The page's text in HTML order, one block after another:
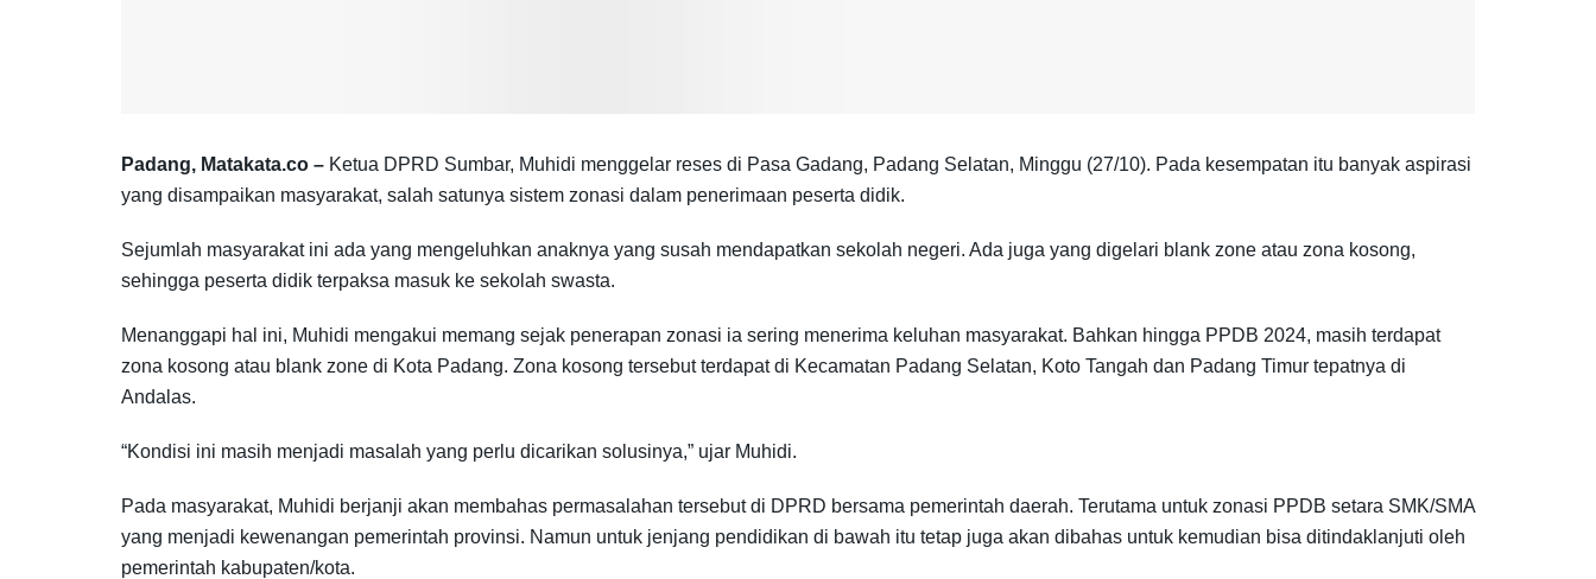
Padang, Matakata.co – Ketua DPRD Sumbar, Muhidi menggelar reses di Pasa Gadang, Padang Selatan, Minggu (27/10). Pada kesempatan itu banyak aspirasi
yang disampaikan masyarakat, salah satunya sistem zonasi dalam penerimaan peserta didik.
Sejumlah masyarakat ini ada yang mengeluhkan anaknya yang susah mendapatkan sekolah negeri. Ada juga yang digelari blank zone atau zona kosong,
sehingga peserta didik terpaksa masuk ke sekolah swasta.
Menanggapi hal ini, Muhidi mengakui memang sejak penerapan zonasi ia sering menerima keluhan masyarakat. Bahkan hingga PPDB 2024, masih terdapat
zona kosong atau blank zone di Kota Padang. Zona kosong tersebut terdapat di Kecamatan Padang Selatan, Koto Tangah dan Padang Timur tepatnya di
Andalas.
“Kondisi ini masih menjadi masalah yang perlu dicarikan solusinya,” ujar Muhidi.
Pada masyarakat, Muhidi berjanji akan membahas permasalahan tersebut di DPRD bersama pemerintah daerah. Terutama untuk zonasi PPDB setara SMK/SMA
yang menjadi kewenangan pemerintah provinsi. Namun untuk jenjang pendidikan di bawah itu tetap juga akan dibahas untuk kemudian bisa ditindaklanjuti oleh
pemerintah kabupaten/kota.